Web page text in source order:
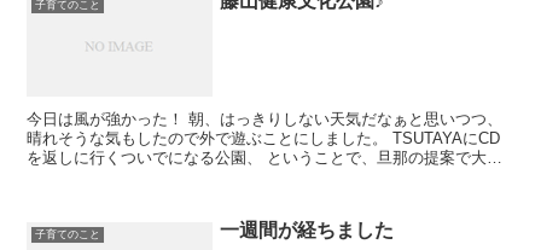
子育てのこと
今日は風が強かった！ 朝、はっきりしない天気だなぁと思いつつ、
晴れそうな気もしたので外で遊ぶことにしました。 TSUTAYAにCD
を返しに行くついでになる公園、 ということで、旦那の提案で大西
子育てのこと 一週間が経ちました